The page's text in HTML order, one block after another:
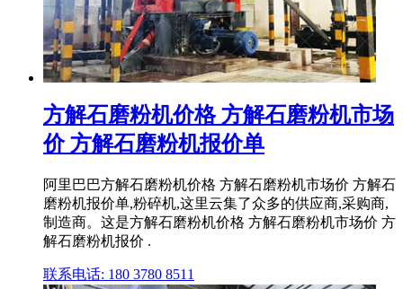
方解石磨粉机价格 方解石磨粉机市场
价 方解石磨粉机报价单
阿里巴巴方解石磨粉机价格 方解石磨粉机市场价 方解石
磨粉机报价单,粉碎机,这里云集了众多的供应商,采购商,
制造商。这是方解石磨粉机价格 方解石磨粉机市场价 方
解石磨粉机报价 .
联系电话: 180 3780 8511